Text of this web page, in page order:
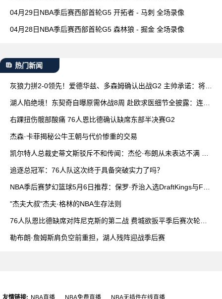
04月29日NBA季后赛西部首轮G5 开拓者 - 马刺 全场录像
04月28日NBA季后赛西部首轮G5 森林狼 - 掘金 全场录像
热门新闻
灰狼力拼2-0领先！爱德华兹、多森姆确认出战G2 主帅承诺：将增
湖人陷绝境！东契奇自曝原需休战8周 赴欧求医细节全披露：连打
右踝扭伤髋部酸痛 76人恩比德确认缺席东部半决赛G2
杰森·卡菲揭秘公牛王朝与代价惨重的交易
凯尔特人总裁史蒂文斯驳斥不和传闻：杰伦·布朗从未表达不满 双
追逐总冠军：76人队这次终于具备突破实力了吗？
NBA季后赛梦幻篮球5月6日推荐：保罗·乔治入选DraftKings与Fan
"杰夫大叔"杰夫·格林的NBA生存法则
76人队恩比德缺席对阵尼克斯的第二战 费城欲扳平季后赛次轮比
勒布朗·詹姆斯肩负空前重担，湖人残阵迎战季后赛
友情链接: NBA直播 NBA免费直播 NBA无插件在线直播